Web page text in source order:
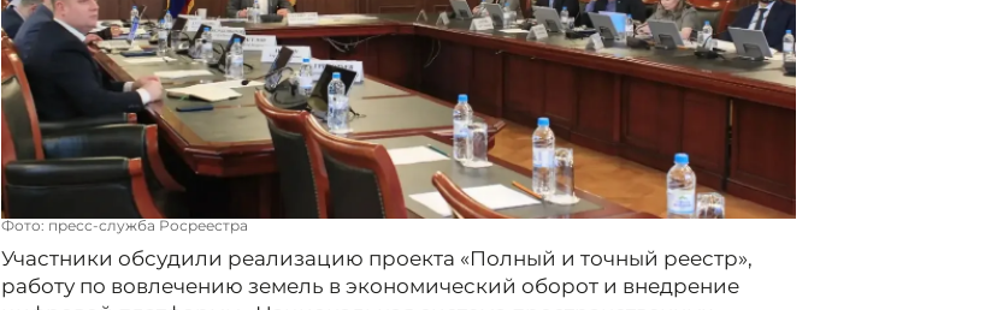
Фото: пресс-служба Росреестра
Участники обсудили реализацию проекта «Полный и точный реестр»,
работу по вовлечению земель в экономический оборот и внедрение